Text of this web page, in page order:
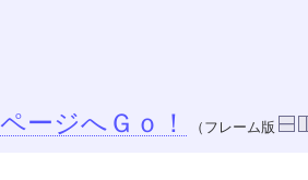
ージへＧｏ！ （フレーム版